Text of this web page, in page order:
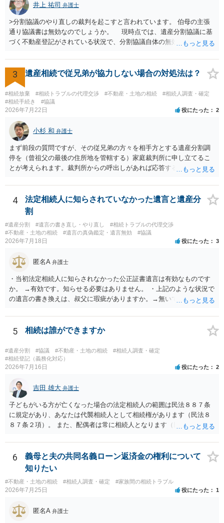
井上 祐司 弁護士
>分割協議のやり直しの裁判を起こすと言われています。 伯母の主張
通り協議書は無効なのでしょうか。 現時点では、遺産分割協議に基
づく不動産登記がされている状況で、分割協議自体の無効を裁判所が
方の訴訟の主張及び立証次第ですが、 ・御祖母様の認知能力に関する
医師の意見書、筆跡鑑定 が提出されればその効力が否定される可能性
はありますが、 ・伯母様自身が分割協議に加わっていること ・御祖母
様の意に反する遺産分割協議を行う実益が誰にあったかの立証が困難
であること からすると、実際に遺産分割協議の効力が否定される可能
性はそれほど高くない（立証のハードルは非常に高い）ということが
言えると思います。
3 遺産相続で従兄弟が協力しない場合の対処法は？
#相続放棄 #相続トラブルの代理交渉 #不動産・土地の相続
#相続人調査・確定
#相続手続き
#協議
2026年7月22日 役にたった 2
小杉 和 弁護士
まず前段の質問ですが、その従兄弟の方々を相手方とする遺産分割調
停を（曾祖父の最後の住所地を管轄する）家庭裁判所に申し立てるこ
とが考えられます。裁判所からの呼出しがあれば応答する可能性がま
能と思われます。時間が思った以上にないので必要書類をてきぱきと
揃える必要があります。その点是非御注意ください。
4
法定相続人に知らされていなかった遺言と遺産分
割
#遺産分割 #遺言の書き直し・やり直し
#相続トラブルの代理交渉
#不動産・土地の相続
#遺言の真偽鑑定・遺言無効 #協議
2026年7月18日 役にたった 3
匿名A 弁護士
・当初法定相続人に知らされなかった公正証書遺言は有効なものです
か。 →有効です。知らせる必要はありません。 ・上記のような状況で
の遺言の書き換えは、叔父に瑕疵がありますか。→無いです。 ・分割
ますか。 →本人が自由に決められますので、どこが妥当とは言えない
です。客観的な基準もありません。 ・できれば穏やかに、分割を拒否
することはできますか。 →分割を拒否するということは、遺産はいら
ないということでしょうか。遺言で、受取を指定されててもいらない
と拒否することはできます。理由を説明する必要はありません。
5 相続は誰ができますか
#遺産分割 #協議 #不動産・土地の相続
#相続人調査・確定
#相続登記（義務化対応）
2026年7月16日 役にたった 2
吉田 雄大 弁護士
子どもがいる方が亡くなった場合の法定相続人の範囲は民法８８７条
に規定があり、あなたは代襲相続人として相続権があります（民法８
８７条２項）。 また、配偶者は常に相続人となります（民法８９０
も相続権があります。つまり、孫５人に加えて「おじ又はおば」にも
相続権がある可能性があります。
6
義母と夫の共同名義ローン返済金の権利について
知りたい
#不動産・土地の相続 #相続人調査・確定 #家族間の相続トラブル
2026年7月25日 役にたった 1
匿名A 弁護士